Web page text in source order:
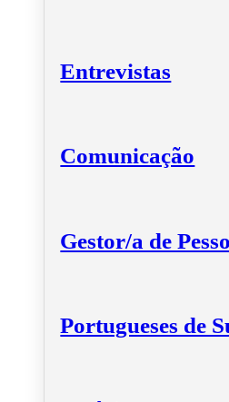
Entrevistas
Comunicação
Gestor/a de
Portugueses de